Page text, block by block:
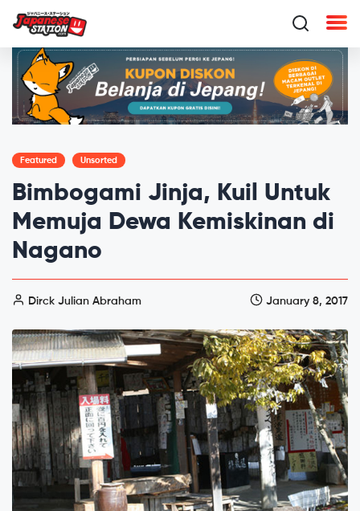
Featured Unsorted
Bimbogami Jinja, Kuil Untuk
Memuja Dewa Kemiskinan di
Nagano
Dirck Julian Abraham January 8, 2017